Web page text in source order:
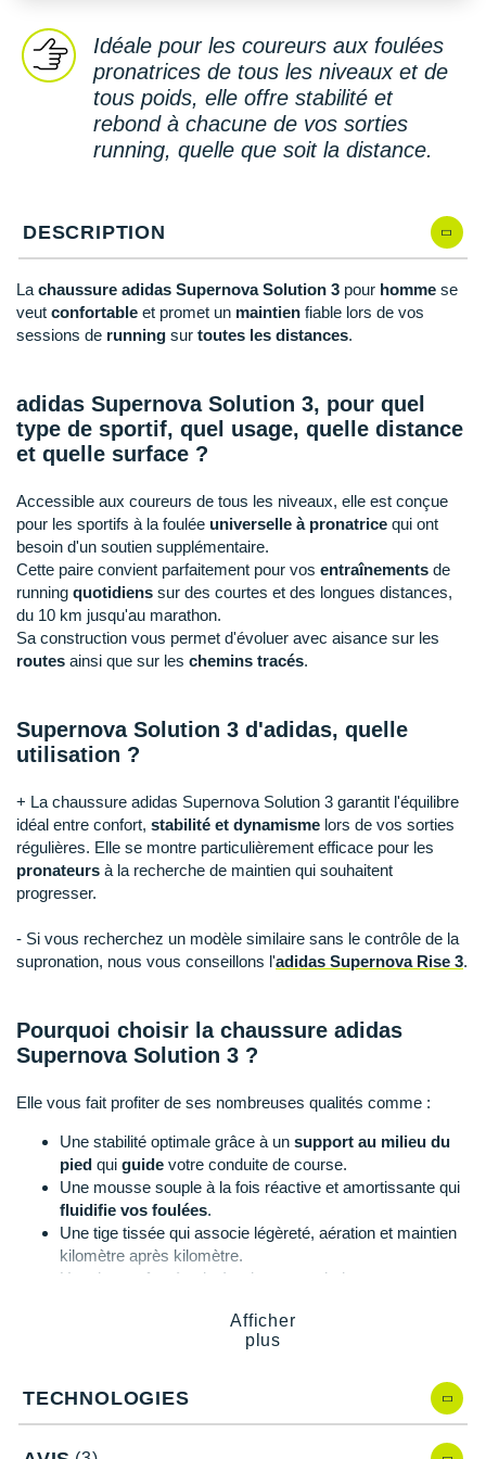
Idéale pour les coureurs aux foulées
pronatrices de tous les niveaux et de
tous poids, elle offre stabilité et
rebond à chacune de vos sorties
running, quelle que soit la distance.
DESCRIPTION
La chaussure adidas Supernova Solution 3 pour homme se
veut confortable et promet un maintien fiable lors de vos
sessions de running sur toutes les distances.
adidas Supernova Solution 3, pour quel
type de sportif, quel usage, quelle distance
et quelle surface ?
Accessible aux coureurs de tous les niveaux, elle est conçue
pour les sportifs à la foulée universelle à pronatrice qui ont
besoin d'un soutien supplémentaire.
Cette paire convient parfaitement pour vos entraînements de
running quotidiens sur des courtes et des longues distances,
du 10 km jusqu'au marathon.
Sa construction vous permet d'évoluer avec aisance sur les
routes ainsi que sur les chemins tracés.
Supernova Solution 3 d'adidas, quelle
utilisation ?
+ La chaussure adidas Supernova Solution 3 garantit l'équilibre
idéal entre confort, stabilité et dynamisme lors de vos sorties
régulières. Elle se montre particulièrement efficace pour les
pronateurs à la recherche de maintien qui souhaitent
progresser.
- Si vous recherchez un modèle similaire sans le contrôle de la
supronation, nous vous conseillons l'adidas Supernova Rise 3.
Pourquoi choisir la chaussure adidas
Supernova Solution 3 ?
Elle vous fait profiter de ses nombreuses qualités comme :
Une stabilité optimale grâce à un support au milieu du
pied qui guide votre conduite de course.
Une mousse souple à la fois réactive et amortissante qui
fluidifie vos foulées.
Une tige tissée qui associe légèreté, aération et maintien
kilomètre après kilomètre.
Un talon renforcé qui sécurise votre pied.
et des transitions naturelles du talon
Afficher
plus
TECHNOLOGIES
DÉSTOCKAGE
+ Voir tous lesaccessoires
Nike
NNormal
Orca
Patagonia
Polar
Puma
Raidlight
Reebok
Salomon
Saucony
Saxx
Scott
Shokz
Sidas
Smoon
Speedo
Ta Energy
The North Face
Thuasne
Under Armour
Withings
X-Bionic